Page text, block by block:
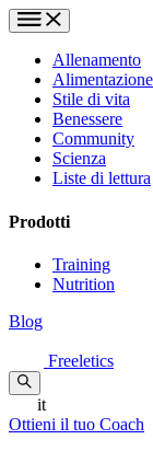
Allenamento
Alimentazione
Stile di vita
Benessere
Community
Scienza
Liste di lettura
Prodotti
Training
Nutrition
Blog
Freeletics
it
Ottieni il tuo Coach